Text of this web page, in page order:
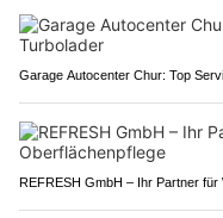
Garage Autocenter Chur: Top
REFRESH GmbH – Ihr Partner